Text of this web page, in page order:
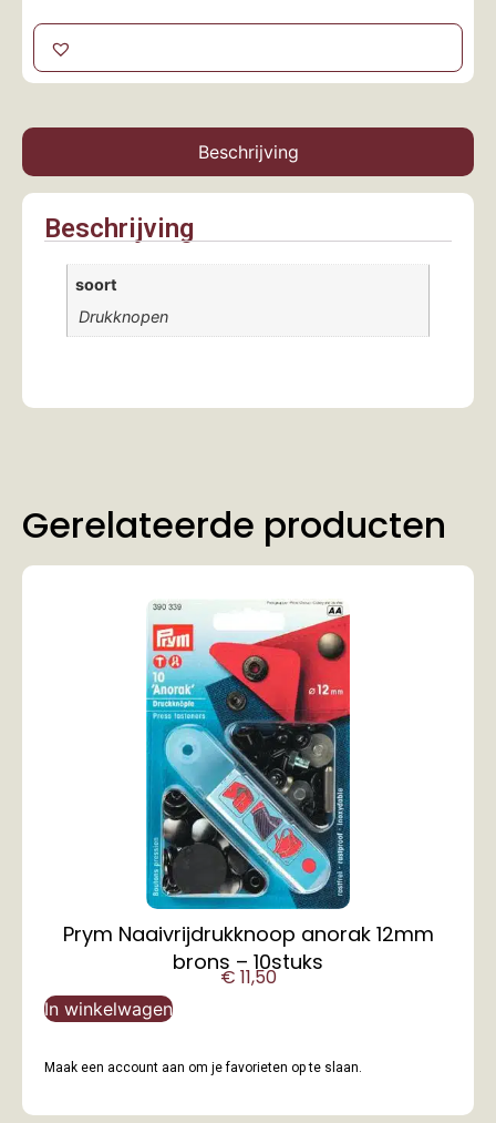
Beschrijving
Beschrijving
soort
Drukknopen
Gerelateerde producten
Prym Naaivrijdrukknoop anorak 12mm
brons – 10stuks
€ 11,50
In winkelwagen
Maak een account aan om je favorieten op te slaan.